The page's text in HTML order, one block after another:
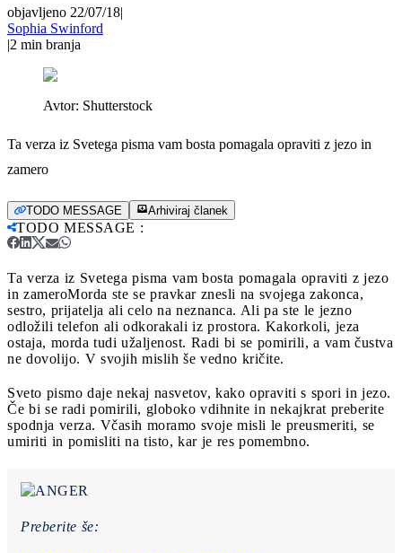
objavljeno 22/07/18|
Sophia Swinford
|2 min branja
Avtor: Shutterstock
Ta verza iz Svetega pisma vam bosta pomagala opraviti z jezo in
zamero
TODO MESSAGE Arhiviraj članek
TODO MESSAGE :
Ta verza iz Svetega pisma vam bosta pomagala opraviti z jezo
in zameroMorda ste se pravkar znesli na svojega zakonca,
sestro, prijatelja ali celo na neznanca. Ali pa ste le jezno
odložili telefon ali odkorakali iz prostora. Kakorkoli, jeza
ostaja, morda tudi užaljenost. Radi bi se pomirili, a vam čustva
ne dovolijo. V svojih mislih še vedno kričite.
Sveto pismo daje nekaj nasvetov, kako opraviti s spori in jezo.
Če bi se radi pomirili, globoko vdihnite in nekajkrat preberite
spodnja verza. Včasih moramo svoje misli le preusmeriti, se
umiriti in pomisliti na tisto, kar je res pomembno.
Preberite še: